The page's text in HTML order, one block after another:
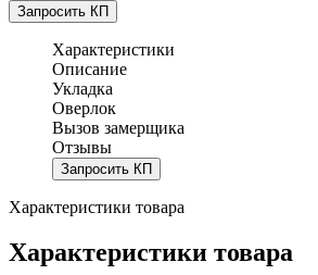
Запросить КП
Характеристики
Описание
Укладка
Оверлок
Вызов замерщика
Отзывы
Запросить КП
Характеристики товара
Характеристики товара